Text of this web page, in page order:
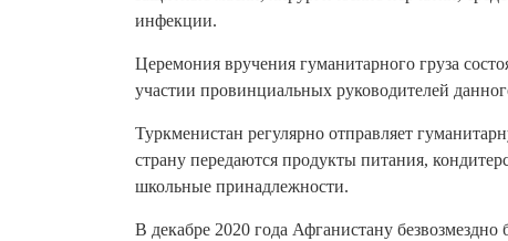
инфекции.
Церемония вручения гуманитарного груза
участии провинциальных руководителей
Туркменистан регулярно отправляет
страну передаются продукты питания,
школьные принадлежности.
В декабре 2020 года Афганистану